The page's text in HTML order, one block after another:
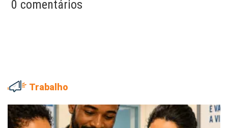
0 comentários
Trabalho